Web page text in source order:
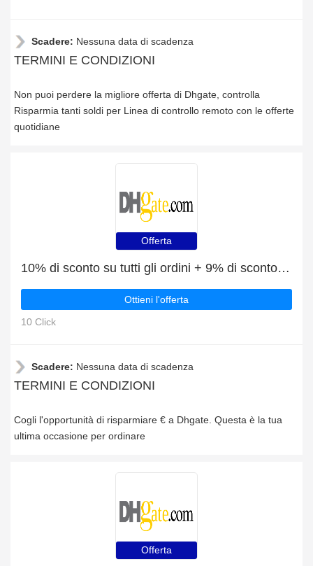
Scadere: Nessuna data di scadenza
TERMINI E CONDIZIONI
Non puoi perdere la migliore offerta di Dhgate, controlla
Risparmia tanti soldi per Linea di controllo remoto con le offerte
quotidiane
Offerta
10% di sconto su tutti gli ordini + 9% di sconto Pannolini per bambini
Ottieni l'offerta
10 Click
Scadere: Nessuna data di scadenza
TERMINI E CONDIZIONI
Cogli l'opportunità di risparmiare € a Dhgate. Questa è la tua
ultima occasione per ordinare
Offerta